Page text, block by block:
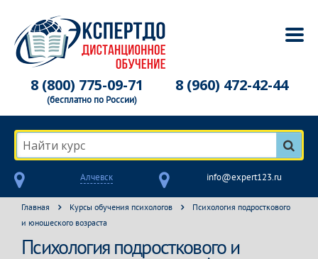
8 (800) 775-09-71
(бесплатно по России)
8 (960) 472-42-44
Найти курс
Алчевск info@expert123.ru
Главная Курсы обучения психологов
Психология подросткового
и юношеского возраста
Психология подросткового и